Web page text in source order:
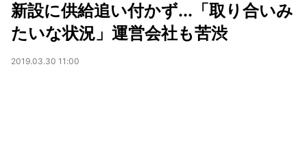
新設に供給追い付かず...「取り合いみ
たいな状況」運営会社も苦渋
2019.03.30 11:00